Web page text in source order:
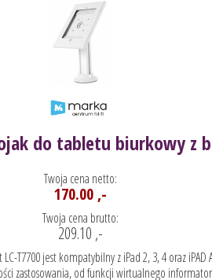
do tabletu biurkowy z
Twoja cena netto:
170.00 ,-
Twoja cena brutto:
209.10 ,-
T7700 jest kompatybilny z iPad 2, 3, 4 oraz iPAD
zastosowania, od funkcji wirtualnego